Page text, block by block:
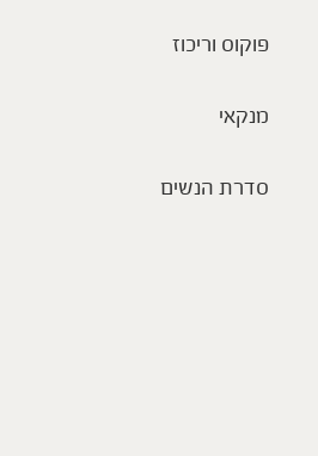
פוקוס וריכוז
מנקאי
סדרת הנשים